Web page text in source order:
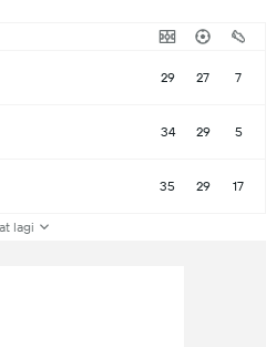
29 27 7
34 29 5
35 29 17
lagi